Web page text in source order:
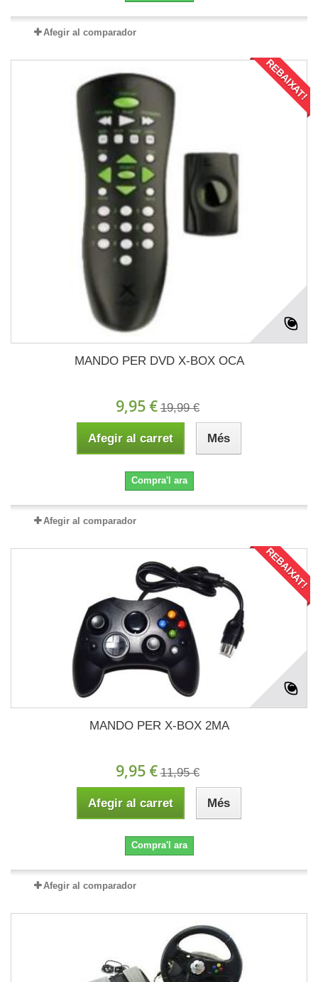
Afegir al comparador
REBAIXAT!
MANDO PER DVD X-BOX OCA
9,95 € 19,99 €
Afegir al carret Més
Compra'l ara
Afegir al comparador
REBAIXAT!
MANDO PER X-BOX 2MA
9,95 € 11,95 €
Afegir al carret Més
Compra'l ara
Afegir al comparador